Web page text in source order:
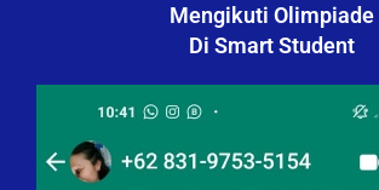
Mengikuti Olimpiade
Di Smart Student